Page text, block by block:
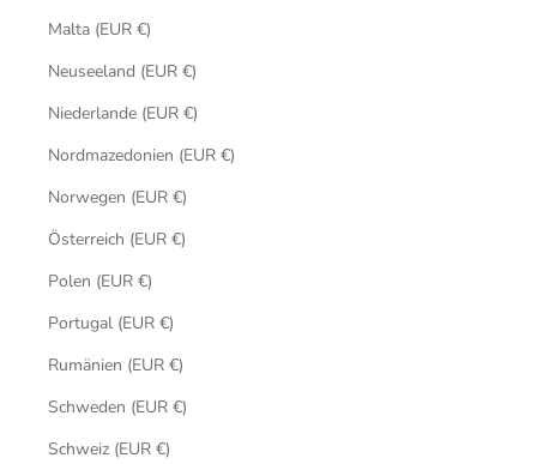
Malta (EUR €)
Neuseeland (EUR €)
Niederlande (EUR €)
Nordmazedonien (EUR €)
Norwegen (EUR €)
Österreich (EUR €)
Polen (EUR €)
Portugal (EUR €)
Rumänien (EUR €)
Schweden (EUR €)
Schweiz (EUR €)